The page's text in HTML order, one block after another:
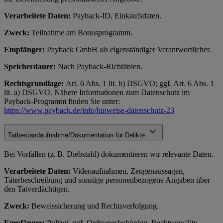
Verarbeitete Daten: Payback-ID, Einkaufsdaten.
Zweck: Teilnahme am Bonusprogramm.
Empfänger: Payback GmbH als eigenständiger Verantwortlicher.
Speicherdauer: Nach Payback-Richtlinien.
Rechtsgrundlage: Art. 6 Abs. 1 lit. b) DSGVO; ggf. Art. 6 Abs. 1
lit. a) DSGVO. Nähere Informationen zum Datenschutz im
Payback-Programm finden Sie unter:
https://www.payback.de/info/hinweise-datenschutz-23
Tatbestandaufnahme/Dokumentation für Delikte
Bei Vorfällen (z. B. Diebstahl) dokumentieren wir relevante Daten.
Verarbeitete Daten: Videoaufnahmen, Zeugenaussagen,
Täterbeschreibung und sonstige personenbezogene Angaben über
den Tatverdächtigen.
Zweck: Beweissicherung und Rechtsverfolgung.